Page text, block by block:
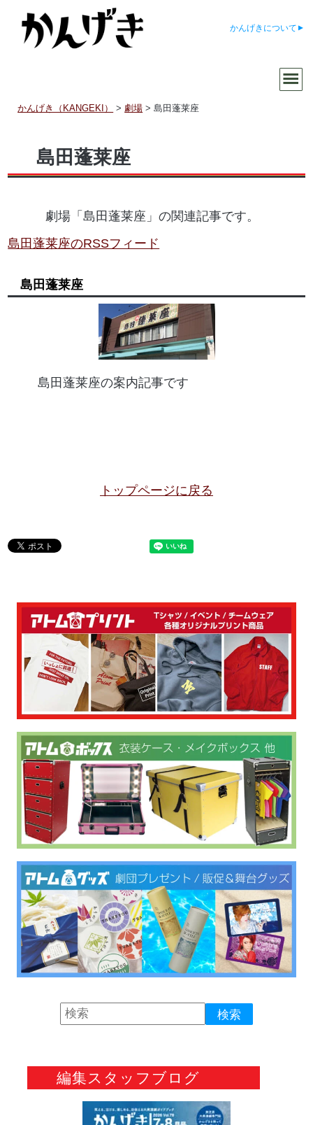
かんげきについて
かんげき（KANGEKI） >劇場 >島田蓬莱座
島田蓬莱座
劇場「島田蓬莱座」の関連記事です。
島田蓬莱座のRSSフィード
島田蓬莱座
島田蓬莱座の案内記事です
トップページに戻る
編集スタッフブログ